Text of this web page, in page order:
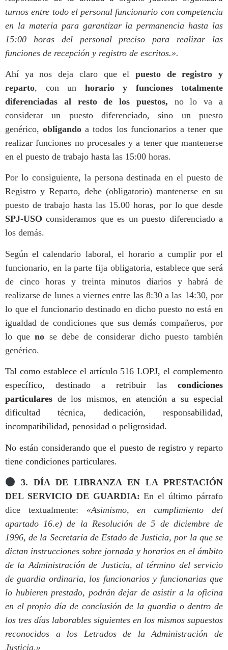
turnos entre todo el personal funcionario con competencia
en la materia para garantizar la permanencia hasta las
15:00 horas del personal preciso para realizar las
funciones de recepción y registro de escritos.».
Ahí ya nos deja claro que el puesto de registro y
reparto, con un horario y funciones totalmente
diferenciadas al resto de los puestos, no lo va a
considerar un puesto diferenciado, sino un puesto
genérico,obligando a todos los funcionarios a tener que
realizar funciones no procesales y a tener que mantenerse
en el puesto de trabajo hasta las 15:00 horas.
Por lo consiguiente, la persona destinada en el puesto de
Registro y Reparto, debe (obligatorio) mantenerse en su
puesto de trabajo hasta las 15.00 horas, por lo que desde
SPJ-USO consideramos que es un puesto diferenciado a
los demás.
Según el calendario laboral, el horario a cumplir por el
funcionario, en la parte fija obligatoria, establece que será
de cinco horas y treinta minutos diarios y habrá de
realizarse de lunes a viernes entre las 8:30 a las 14:30, por
lo que el funcionario destinado en dicho puesto no está en
igualdad de condiciones que sus demás compañeros, por
lo queno se debe de considerar dicho puesto también
genérico.
Tal como establece el artículo 516 LOPJ, el complemento
específico, destinado a retribuir las condiciones
particulares de los mismos, en atención a su especial
dificultad técnica, dedicación, responsabilidad,
incompatibilidad, penosidad o peligrosidad.
No están considerando que el puesto de registro y reparto
tiene condiciones particulares.
3.DÍA DE LIBRANZA EN LA PRESTACIÓN
DEL SERVICIO DE GUARDIA:En el último párrafo
dice textualmente: «Asimismo, en cumplimiento del
apartado 16.e) de la Resolución de 5 de diciembre de
1996, de la Secretaría de Estado de Justicia, por la que se
dictan instrucciones sobre jornada y horarios en el ámbito
de la Administración de Justicia, al término del servicio
de guardia ordinaria, los funcionarios y funcionarias que
lo hubieren prestado, podrán dejar de asistir a la oficina
en el propio día de conclusión de la guardia o dentro de
los tres días laborables siguientes en los mismos supuestos
reconocidos a los Letrados de la Administración de
Justicia.»